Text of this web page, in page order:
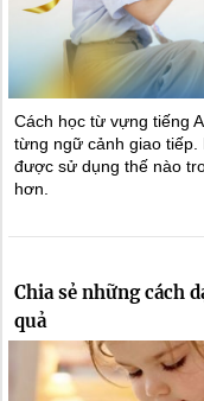
Cách học từ vựng tiếng
từng ngữ cảnh giao
được sử dụng thế nào
hơn.
Chia sẻ những cách
quả